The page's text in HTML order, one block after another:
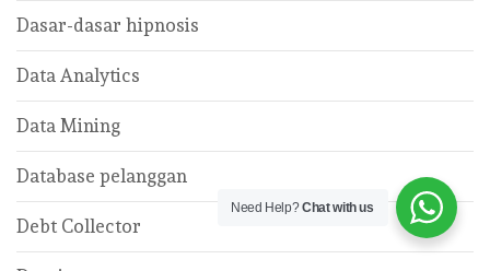
Dasar-dasar hipnosis
Data Analytics
Data Mining
Database pelanggan
Debt Collector
Need Help?Chat with us